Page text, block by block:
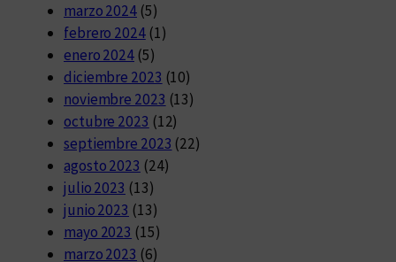
marzo 2024 (5)
febrero 2024(1)
enero 2024 (5)
diciembre 2023 (10)
noviembre 2023 (13)
octubre 2023 (12)
septiembre 2023 (22)
agosto 2023 (24)
julio 2023 (13)
junio 2023 (13)
mayo 2023 (15)
marzo 2023 (6)